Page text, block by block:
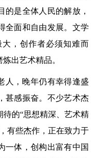
的是全体人民的解放，
全面和自由发展。文学
，创作者必须知难而
出艺术精品。
人，晚年仍有幸得逢盛
甚感振奋。不少艺术杰
的“思想精深、艺术精
有些杰作，正在致力于
一体，创构出富有中国